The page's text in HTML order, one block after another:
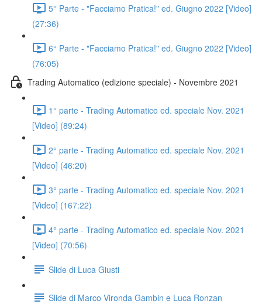
5° Parte - "Facciamo Pratica!" ed. Giugno 2022 [Video]
(27:36)
6° Parte - "Facciamo Pratica!" ed. Giugno 2022 [Video]
(76:05)
Trading Automatico (edizione speciale) - Novembre 2021
1° parte - Trading Automatico ed. speciale Nov. 2021
[Video] (89:24)
2° parte - Trading Automatico ed. speciale Nov. 2021
[Video] (46:20)
3° parte - Trading Automatico ed. speciale Nov. 2021
[Video] (167:22)
4° parte - Trading Automatico ed. speciale Nov. 2021
[Video] (70:56)
Slide di Luca Giusti
Slide di Marco Vironda Gambin e Luca Ronzan